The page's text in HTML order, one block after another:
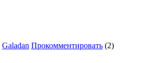
Galadan Прокомментировать (2)